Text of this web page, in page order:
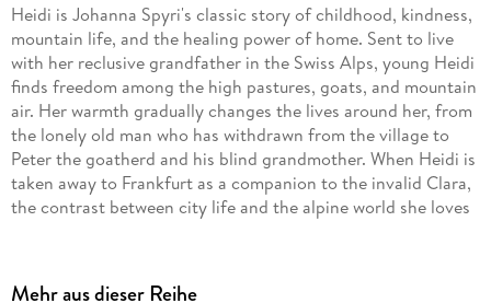
Heidi is Johanna Spyri's classic story of childhood, kindness,
mountain life, and the healing power of home. Sent to live
with her reclusive grandfather in the Swiss Alps, young Heidi
finds freedom among the high pastures, goats, and mountain
air. Her warmth gradually changes the lives around her, from
the lonely old man who has withdrawn from the village to
Peter the goatherd and his blind grandmother. When Heidi is
taken away to Frankfurt as a companion to the invalid Clara,
the contrast between city life and the alpine world she loves
Mehr aus dieser Reihe